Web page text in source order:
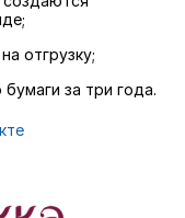
отгрузку;
за три года.